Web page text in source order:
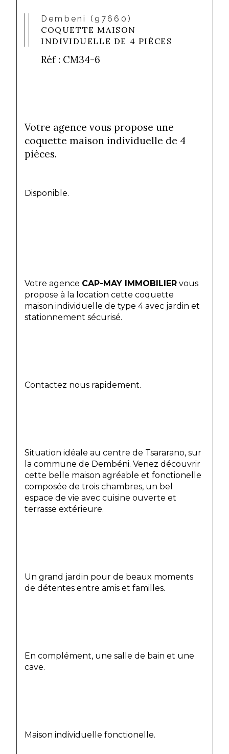
Dembeni (97660)
COQUETTE MAISON
INDIVIDUELLE DE 4 PIÈCES
Réf : CM34-6
Votre agence vous propose une
coquette maison individuelle de 4
pièces.
Disponible.
Votre agence CAP-MAY IMMOBILIER vous
propose à la location cette coquette
maison individuelle de type 4 avec jardin et
stationnement sécurisé.
Contactez nous rapidement.
Situation idéale au centre de Tsararano, sur
la commune de Dembéni. Venez découvrir
cette belle maison agréable et fonctionelle
composée de trois chambres, un bel
espace de vie avec cuisine ouverte et
terrasse extérieure.
Un grand jardin pour de beaux moments
de détentes entre amis et familles.
En complément, une salle de bain et une
cave.
Maison individuelle fonctionelle.